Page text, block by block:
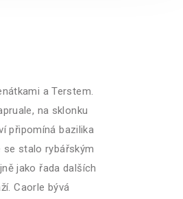
a Terstem.
na sklonku
připomíná bazilika
stalo rybářským
jako řada dalších
Caorle bývá